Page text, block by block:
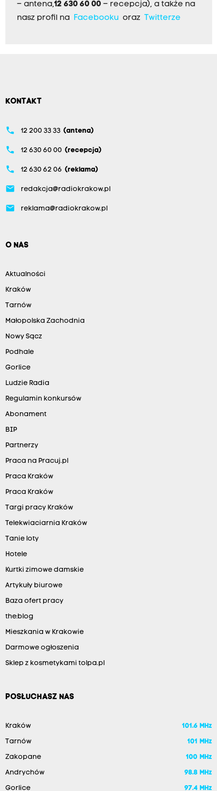
– antena,12 630 60 00 – recepcja), a także na
nasz profil na Facebookuoraz Twitterze
KONTAKT
phone 12 200 33 33 (antena)
phone 12 630 60 00 (recepcja)
phone 12 630 62 06 (reklama)
email redakcja@radiokrakow.pl
email reklama@radiokrakow.pl
O NAS
Aktualności
Kraków
Tarnów
Małopolska Zachodnia
Nowy Sącz
Podhale
Gorlice
Ludzie Radia
Regulamin konkursów
Abonament
BIP
Partnerzy
Praca na Pracuj.pl
Praca Kraków
Praca Kraków
Targi pracy Kraków
Telekwiaciarnia Kraków
Tanie loty
Hotele
Kurtki zimowe damskie
Artykuły biurowe
Baza ofert pracy
the:blog
Mieszkania w Krakowie
Darmowe ogłoszenia
Sklep z kosmetykami tolpa.pl
POSŁUCHASZ NAS
Kraków 101.6 MHz
Tarnów 101 MHz
Zakopane 100 MHz
Andrychów 98.8 MHz
Gorlice 97.4 MHz